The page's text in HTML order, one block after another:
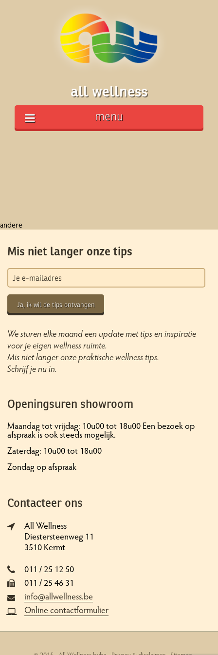
all wellness
menu
andere
Mis niet langer onze tips
Ja, ik wil de tips ontvangen
We sturen elke maand een update met tips en inspiratie
voor je eigen wellness ruimte.
Mis niet langer onze praktische wellness tips.
Schrijf je nu in.
Openingsuren showroom
Maandag tot vrijdag: 10u00 tot 18u00 Een bezoek op
afspraak is ook steeds mogelijk.
Zaterdag: 10u00 tot 18u00
Zondag op afspraak
Contacteer ons
All Wellness
Diestersteenweg 11
3510 Kermt
011 / 25 12 50
011 / 25 46 31
info@allwellness.be
Online contactformulier